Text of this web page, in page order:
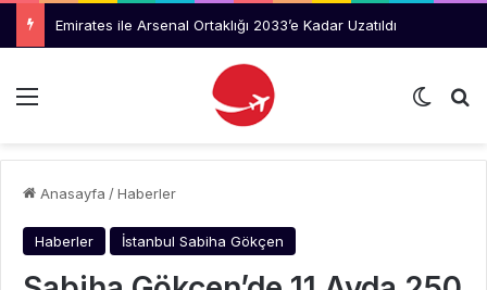
Emirates ile Arsenal Ortaklığı 2033’e Kadar Uzatıldı
Menü Dış
Anasayfa /Haberler
Haberler İstanbul Sabiha Gökçen